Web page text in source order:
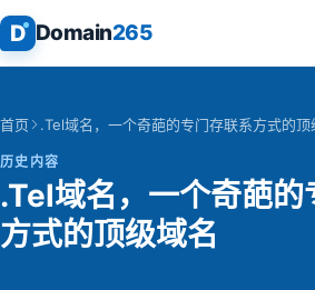
D Domain265
首页 .Tel域名，一个奇葩的专门存联系方式的顶
历史内容
.Tel域名，一个奇葩的
方式的顶级域名